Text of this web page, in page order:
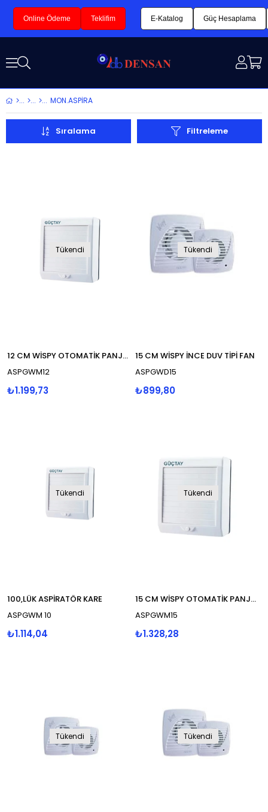
Online Ödeme Teklifim E-Katalog Güç Hesaplama
MON.ASPİRA
Filtreleme
Sıralama
Tükendi
12 CM WİSPY OTOMATİK PANJURLU
ASPGWM12
₺1.199,73
Tükendi
15 CM WİSPY İNCE DUV TİPİ FAN
ASPGWD15
₺899,80
Tükendi
100,LÜK ASPİRATÖR KARE
ASPGWM 10
₺1.114,04
Tükendi
15 CM WİSPY OTOMATİK PANJURLU
ASPGWM15
₺1.328,28
Tükendi Tükendi